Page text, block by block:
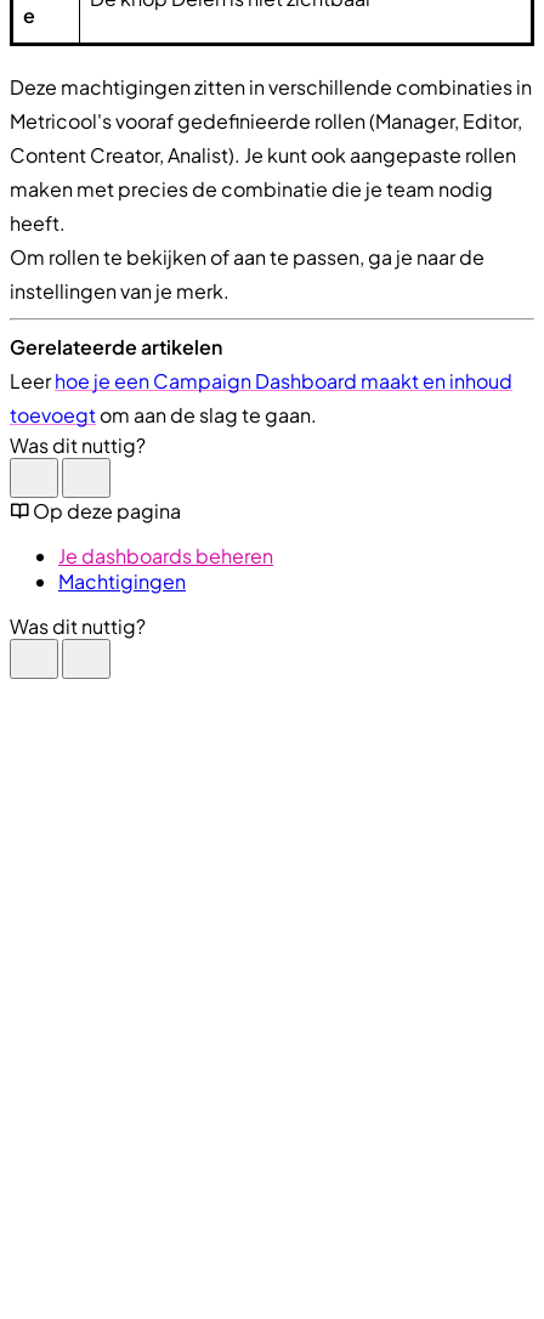
e
Deze machtigingen zitten in verschillende combinaties in
Metricool's vooraf gedefinieerde rollen (Manager, Editor,
Content Creator, Analist). Je kunt ook aangepaste rollen
maken met precies de combinatie die je team nodig
heeft.
Om rollen te bekijken of aan te passen, ga je naar de
instellingen van je merk.
Gerelateerde artikelen
Leerhoe je een Campaign Dashboard maakt en inhoud
toevoegtom aan de slag te gaan.
Was dit nuttig?
Op deze pagina
Je dashboards beheren
Machtigingen
Was dit nuttig?